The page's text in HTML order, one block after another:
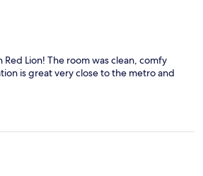
Red Lion! The room was clean, comfy
is great very close to the metro and